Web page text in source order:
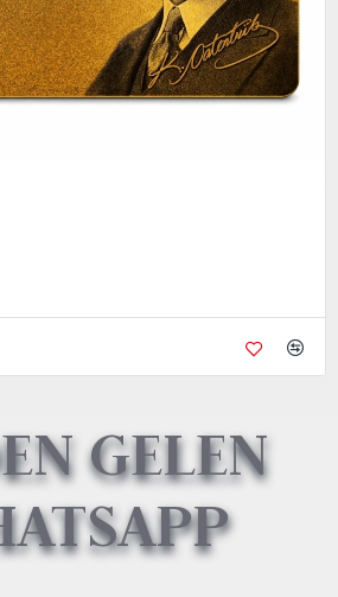
GELEN